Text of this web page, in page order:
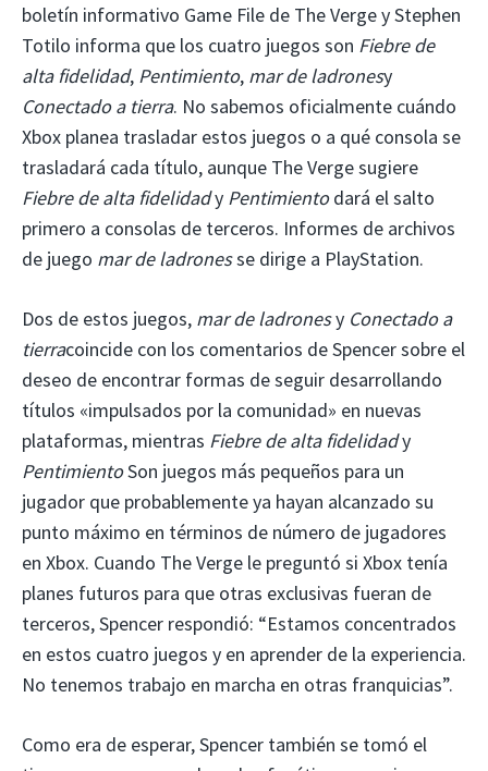
boletín informativo Game File de The Verge y Stephen
Totilo informa que los cuatro juegos son Fiebre de
alta fidelidad, Pentimiento, mar de ladronesy
Conectado a tierra. No sabemos oficialmente cuándo
Xbox planea trasladar estos juegos o a qué consola se
trasladará cada título, aunque The Verge sugiere
Fiebre de alta fidelidady Pentimientodará el salto
primero a consolas de terceros. Informes de archivos
de juego mar de ladronesse dirige a PlayStation.
Dos de estos juegos, mar de ladronesy Conectado a
tierracoincide con los comentarios de Spencer sobre el
deseo de encontrar formas de seguir desarrollando
títulos «impulsados ​​por la comunidad» en nuevas
plataformas, mientras Fiebre de alta fidelidady
PentimientoSon juegos más pequeños para un
jugador que probablemente ya hayan alcanzado su
punto máximo en términos de número de jugadores
en Xbox. Cuando The Verge le preguntó si Xbox tenía
planes futuros para que otras exclusivas fueran de
terceros, Spencer respondió: “Estamos concentrados
en estos cuatro juegos y en aprender de la experiencia.
No tenemos trabajo en marcha en otras franquicias”.
Como era de esperar, Spencer también se tomó el